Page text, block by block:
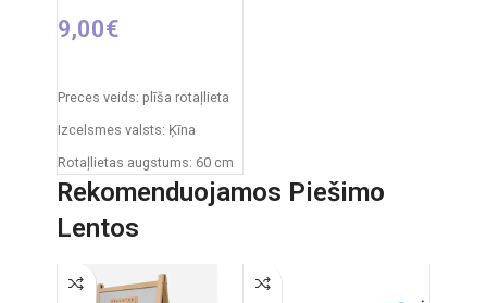
9,00€
Preces veids: plīša rotaļlieta
Izcelsmes valsts: Ķīna
Rotaļlietas augstums: 60 cm
Rekomenduojamos Piešimo
Lentos